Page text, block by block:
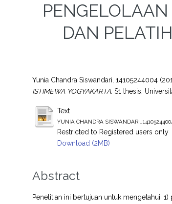
DAN
Yunia Chandra Siswandari, 14105244004
ISTIMEWA YOGYAKARTA. S1 thesis,
Text
YUNIA CHANDRA
Restricted to Registered users only
Download (2MB)
Abstract
Penelitian ini bertujuan untuk mengetahui: